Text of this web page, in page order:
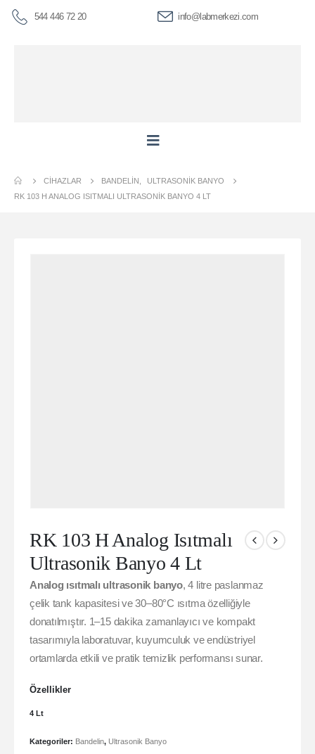
544 446 72 20 info@labmerkezi.com
CIHAZLAR BANDELIN
ULTRASONIK BANYO
RK 103 H ANALOG ISITMALI ULTRASONIK BANYO 4 LT
RK 103 H Analog Isıtmalı
Ultrasonik Banyo 4 Lt
Analog ısıtmalı ultrasonik banyo, 4 litre paslanmaz
çelik tank kapasitesi ve 30–80°C ısıtma özelliğiyle
donatılmıştır. 1–15 dakika zamanlayıcı ve kompakt
tasarımıyla laboratuvar, kuyumculuk ve endüstriyel
ortamlarda etkili ve pratik temizlik performansı sunar.
Özellikler
4 Lt
Kategoriler: Bandelin, Ultrasonik Banyo